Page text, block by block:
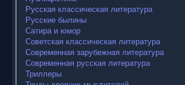
Русская классическая литература
Русские былины
Сатира и юмор
Советская классическая литература
Современная зарубежная литература
Современная русская литература
Триллеры